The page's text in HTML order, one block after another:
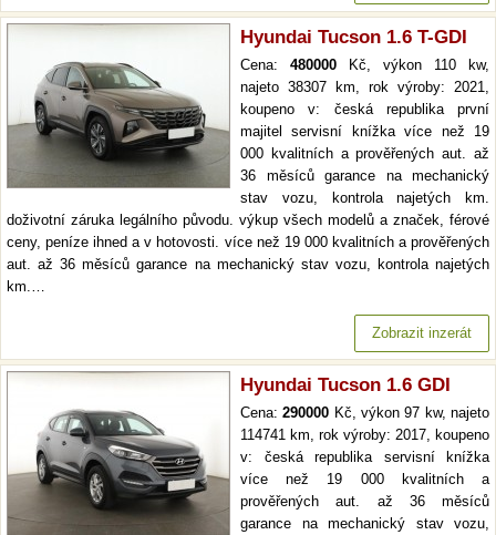
Hyundai Tucson 1.6 T-GDI
Cena: 480000 Kč, výkon 110 kw,
najeto 38307 km, rok výroby: 2021,
koupeno v: česká republika první
majitel servisní knížka více než 19
000 kvalitních a prověřených aut. až
36 měsíců garance na mechanický
stav vozu, kontrola najetých km.
doživotní záruka legálního původu. výkup všech modelů a značek, férové
ceny, peníze ihned a v hotovosti. více než 19 000 kvalitních a prověřených
aut. až 36 měsíců garance na mechanický stav vozu, kontrola najetých
km.…
Zobrazit inzerát
Hyundai Tucson 1.6 GDI
Cena:290000 Kč, výkon 97 kw, najeto
114741 km, rok výroby: 2017, koupeno
v: česká republika servisní knížka
více než 19 000 kvalitních a
prověřených aut. až 36 měsíců
garance na mechanický stav vozu,